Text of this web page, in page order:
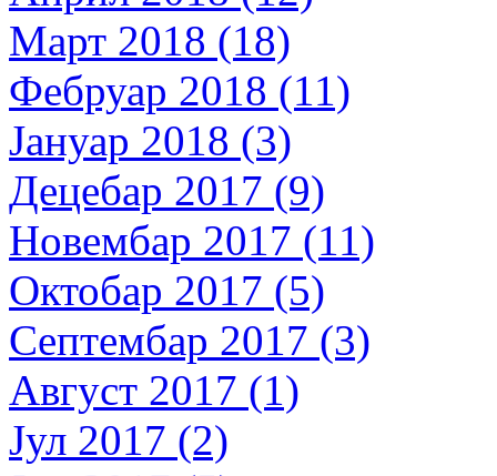
Март 2018 (18)
Фебруар 2018 (11)
Јануар 2018 (3)
Децебар 2017 (9)
Новембар 2017 (11)
Октобар 2017 (5)
Септембар 2017 (3)
Август 2017 (1)
Јул 2017 (2)